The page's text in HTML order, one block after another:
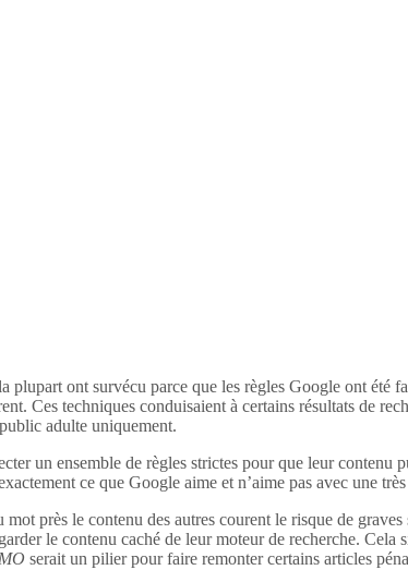
ont survécu parce que les règles Google ont été
Ces techniques conduisaient à certains résultats de
adulte uniquement.
un ensemble de règles strictes pour que leur contenu
ce que Google aime et n’aime pas avec une
près le contenu des autres courent le risque de
le contenu caché de leur moteur de recherche. Cela
serait un pilier pour faire remonter certains articles